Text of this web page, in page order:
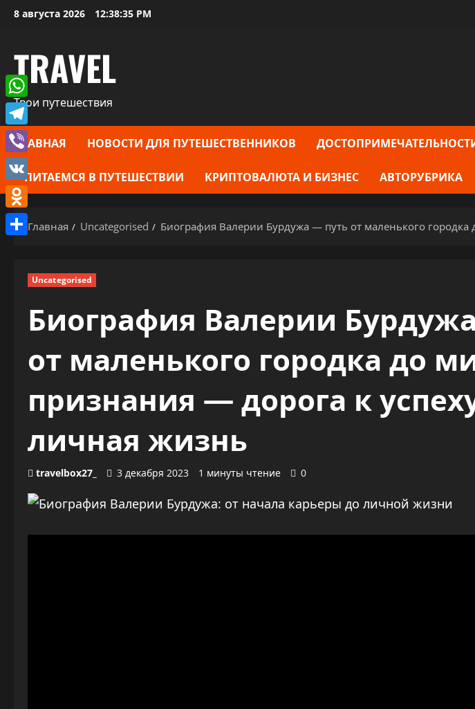
Перейти
8 августа 2026 12:38:36 PM
TRAVEL
Твои путешествия
ГЛАВНАЯ НОВОСТИ ДЛЯ ПУТЕШЕСТВЕННИКОВ
ПИТАЕМСЯ В ПУТЕШЕСТВИИ КРИПТОВАЛЮТА И БИЗНЕС АВТОРУБРИКА
Главная Uncategorised Биография Валерии Бурдужа — путь от маленького
Uncategorised
Биография Валерии
от маленького городка до
признания — дорога к
личная жизнь
travelbox27_ 3 декабря 2023 1 минуты чтение 0
WhatsApp
Telegram
Viber
VK
Odnoklassniki